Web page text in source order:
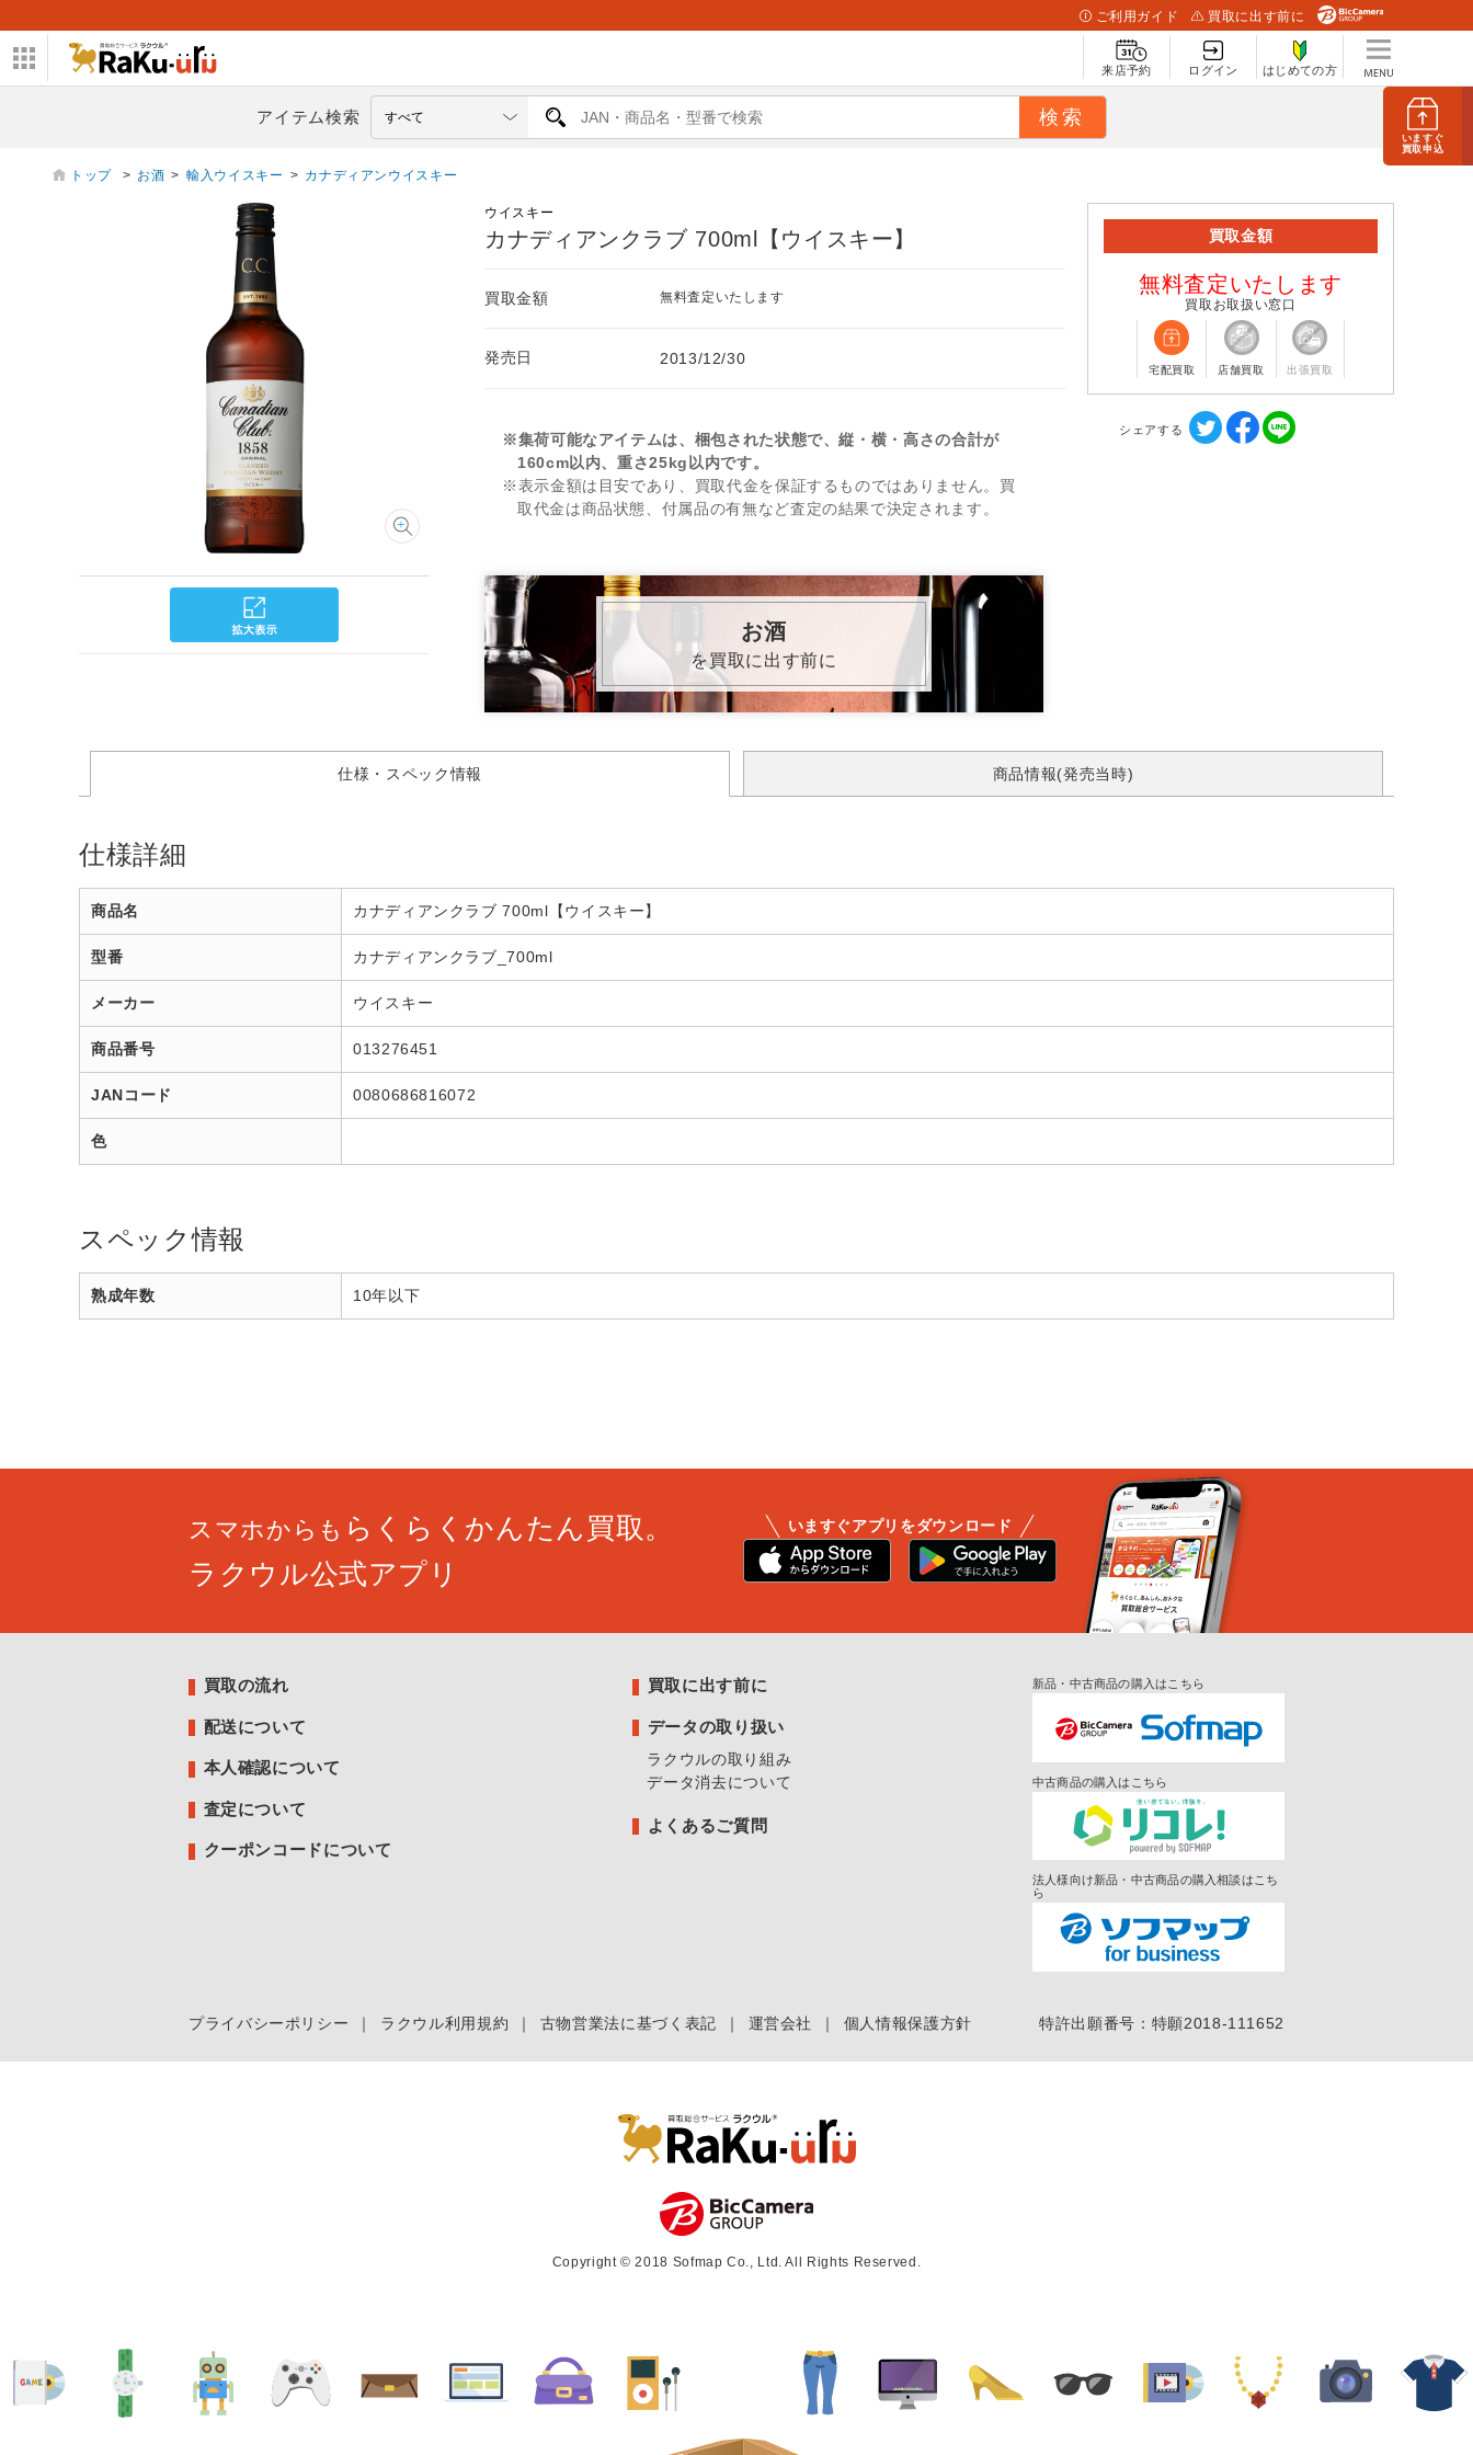
いますぐ
買取申込
ご利用ガイド 買取に出す前に
来店予約 ログイン はじめての方
アイテム検索
トップ > お酒 > 輸入ウイスキー > カナディアンウイスキー
ウイスキー
カナディアンクラブ 700ml【ウイスキー】
買取金額 無料査定いたします
発売日 2013/12/30
※集荷可能なアイテムは、梱包された状態で、縦・横・高さの合計が
160cm以内、重さ25kg以内です。
※表示金額は目安であり、買取代金を保証するものではありません。買
取代金は商品状態、付属品の有無など査定の結果で決定されます。
お酒
を買取に出す前に
買取金額
無料査定いたします
買取お取扱い窓口
宅配買取 店舗買取 出張買取
シェアする
仕様・スペック情報 商品情報(発売当時)
仕様詳細
商品名 カナディアンクラブ 700ml【ウイスキー】
型番 カナディアンクラブ_700ml
メーカー ウイスキー
商品番号 013276451
JANコード 0080686816072
色
スペック情報
熟成年数 10年以下
スマホからも らくらくかんたん買取。
ラクウル公式アプリ
いますぐアプリをダウンロード
買取の流れ
配送について
本人確認について
査定について
クーポンコードについて
買取に出す前に
データの取り扱い
ラクウルの取り組み
データ消去について
よくあるご質問
新品・中古商品の購入はこちら
中古商品の購入はこちら
法人様向け新品・中古商品の購入相談はこち
ら
プライバシーポリシー ｜ ラクウル利用規約 ｜ 古物営業法に基づく表記 ｜ 運営会社 ｜ 個人情報保護方針 特許出願番号：特願2018-111652
Copyright © 2018 Sofmap Co., Ltd. All Rights Reserved.